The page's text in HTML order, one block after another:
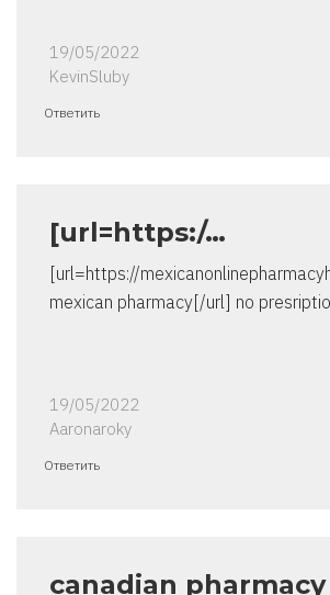
19/05/2022
KevinSluby
Ответить
[url=https:/…
[url=https://
mexican pharmacy[/url] no
19/05/2022
Aaronaroky
Ответить
canadian pharmacy